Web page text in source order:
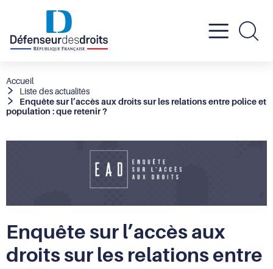
menu
Fil
d'Ariane
Accueil
Liste des actualités
Enquête sur l’accès aux droits sur les relations entre police et
population : que retenir ?
Enquête sur l’accès aux
droits sur les relations entre